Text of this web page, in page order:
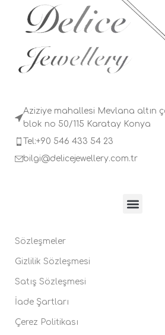
Aziziye mahallesi Mevlana altın
blok no 50/115 Karatay Konya
Tel:+90 546 433 54 23
bilgi@delicejewellery.com.tr
Sözleşmeler
Gizlilik Sözleşmesi
Satış Sözleşmesi
İade Şartları
Çerez Politikası